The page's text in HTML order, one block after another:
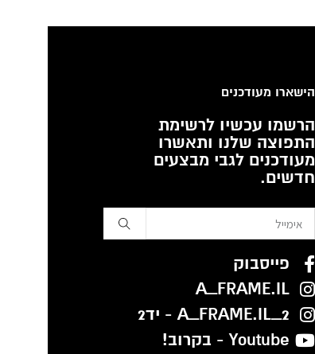
הישארו מעודכנים
הרשמו עכשיו לרשימת
התפוצה שלנו ותאשרו
מעודכנים לגבי מבצעים
חדשים.
פייסבוק
A_FRAME.IL
A_FRAME.IL_2 - יד2
Youtube - בקרוב!